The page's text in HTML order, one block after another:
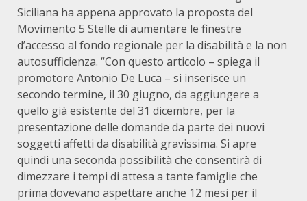
Siciliana ha appena approvato la proposta del
Movimento 5 Stelle di aumentare le finestre
d’accesso al fondo regionale per la disabilità e la non
autosufficienza. “Con questo articolo – spiega il
promotore Antonio De Luca – si inserisce un
secondo termine, il 30 giugno, da aggiungere a
quello già esistente del 31 dicembre, per la
presentazione delle domande da parte dei nuovi
soggetti affetti da disabilità gravissima. Si apre
quindi una seconda possibilità che consentirà di
dimezzare i tempi di attesa a tante famiglie che
prima dovevano aspettare anche 12 mesi per il